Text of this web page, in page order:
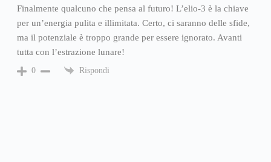
Finalmente qualcuno che pensa al futuro! L’elio-3 è la chiave
per un’energia pulita e illimitata. Certo, ci saranno delle sfide,
ma il potenziale è troppo grande per essere ignorato. Avanti
tutta con l’estrazione lunare!
0 Rispondi